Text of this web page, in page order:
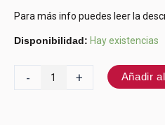
Para más info puedes leer la
Disponibilidad: Hay existencias
- + Añadir